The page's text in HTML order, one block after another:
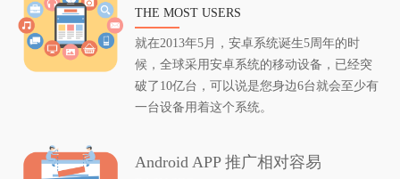
THE MOST USERS
就在2013年5月，安卓系统诞生5周年的时
候，全球采用安卓系统的移动设备，已经突
破了10亿台，可以说是您身边6台就会至少有
一台设备用着这个系统。
Android APP 推广相对容易